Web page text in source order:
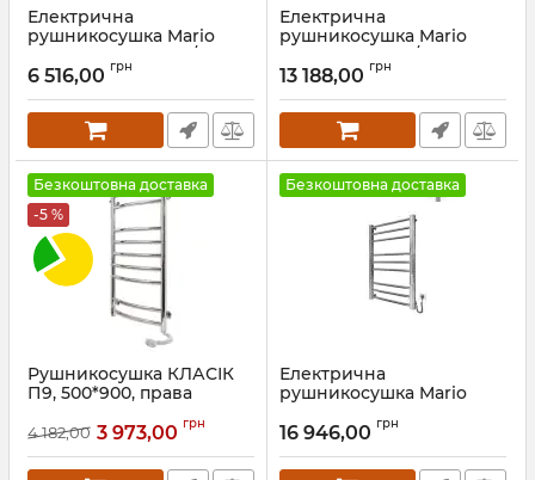
Електрична
рушникосушка Mario
Люкс НР-І 650х430/150 TR
К
Артикул:2.3.0313.10.P
6 516,00 грн
Електрична
рушникосушка Mario
Hotel-І 650х430/240 TR К
золото сатин
Артикул:2.3.6200.11.P-GS
13 188,00 грн
Безкоштовна доставка
-5 %
Рушникосушка КЛАСІК
П9, 500*900, права
4 182,00 3 973,00 грн
Безкоштовна доставка
Електрична
рушникосушка Mario
800х500/80 TR К сатин
Артикул:2.2.1608.03.P-ST
16 946,00 грн